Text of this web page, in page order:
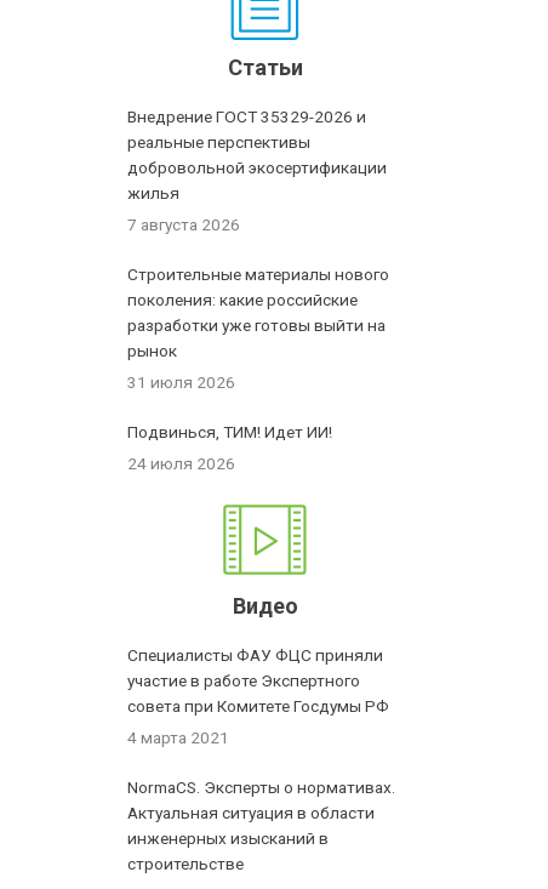
Статьи
Внедрение ГОСТ 35329-2026 и
реальные перспективы
добровольной экосертификации
жилья
7 августа 2026
Строительные материалы нового
поколения: какие российские
разработки уже готовы выйти на
рынок
31 июля 2026
Подвинься, ТИМ! Идет ИИ!
24 июля 2026
Видео
Специалисты ФАУ ФЦС приняли
участие в работе Экспертного
совета при Комитете Госдумы РФ
4 марта 2021
NormaCS. Эксперты о нормативах.
Актуальная ситуация в области
инженерных изысканий в
строительстве